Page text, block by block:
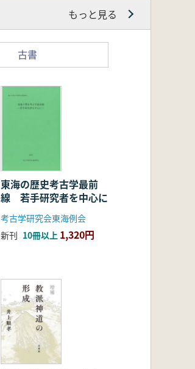
もっと見る
古書
東海の歴史考古学最前
線 若手研究者を中心に
考古学研究会東海例会
新刊 10冊以上 1,320円